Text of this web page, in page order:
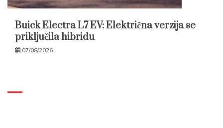
Buick Electra L7 EV: Električna verzija se
priključila hibridu
07/08/2026